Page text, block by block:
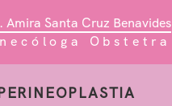
Amira Santa Cruz Benavides
Obstetra